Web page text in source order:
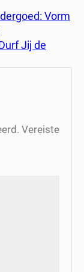
Vorm
Jij de
Vereiste